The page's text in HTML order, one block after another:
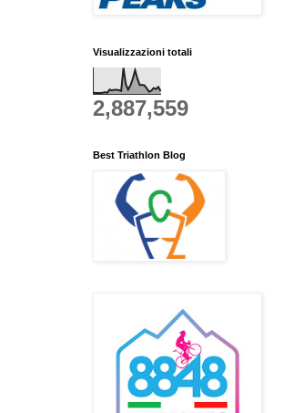
Visualizzazioni totali
2,887,559
Best Triathlon Blog